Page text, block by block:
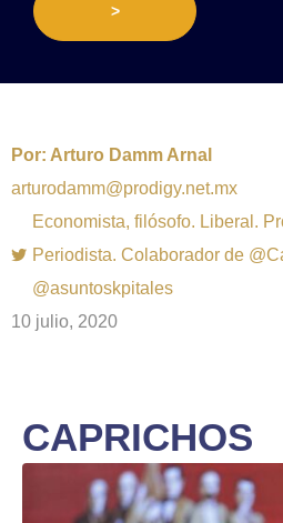
>
Por: Arturo Damm Arnal
arturodamm@prodigy.net.mx
Economista, filósofo. Liberal.
Periodista. Colaborador de
@asuntoskpitales
10 julio, 2020
CAPRICHOS